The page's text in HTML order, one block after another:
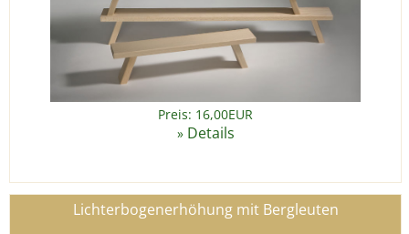
Preis: 16,00EUR
» Details
Lichterbogenerhöhung mit Bergleuten